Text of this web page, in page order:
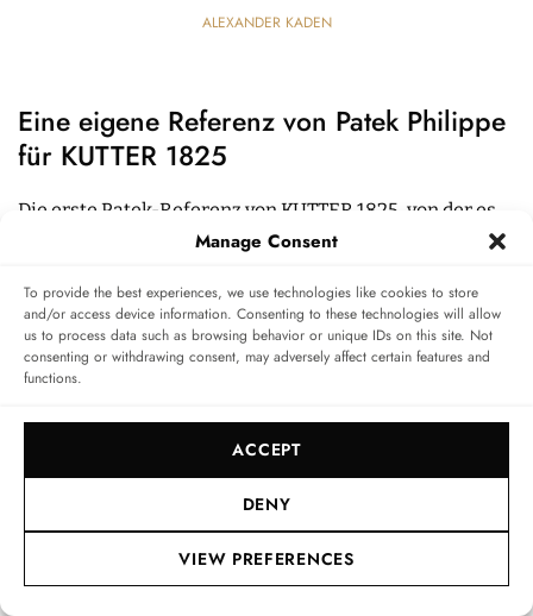
Manage Consent
To provide the best experiences, we use technologies like cookies to store
and/or access device information. Consenting to these technologies will allow
us to process data such as browsing behavior or unique IDs on this site. Not
consenting or withdrawing consent, may adversely affect certain features and
functions.
ACCEPT
DENY
VIEW PREFERENCES
ALEXANDER KADEN
Eine eigene Referenz von Patek Philippe
für KUTTER 1825
Die erste Patek-Referenz von KUTTER 1825, von der es
nur 20 Exemplare geben wird, heißt also Calatrava
Weekly Calendar Ref. 5212A-012. Sie zeigt sich auf den
ersten Blick sehr eigenständig mit ihrem hellblauen
Zifferblatt und ihren fünf Zeigern aus der Mitte. Wie
geschwärztem Weißgold. Und diese passen perfekt zu
den aufgesetzten Stabindexen aus geschwärztem